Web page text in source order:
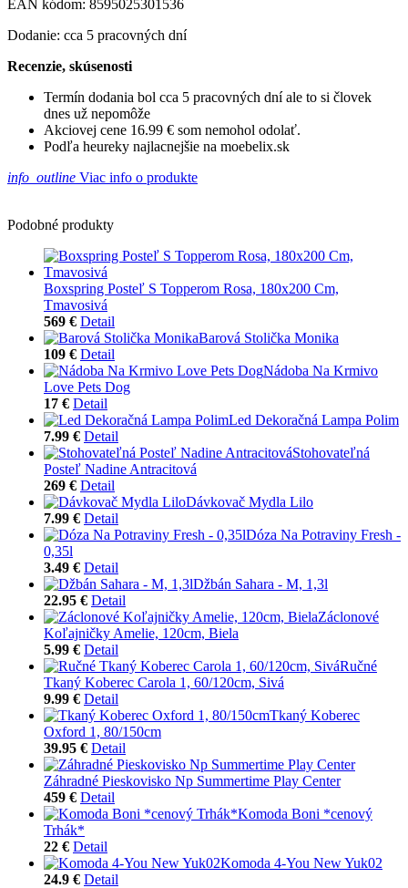
EAN kódom: 8595025301536
Dodanie: cca 5 pracovných dní
Recenzie, skúsenosti
Termín dodania bol cca 5 pracovných dní ale to si človek
dnes už nepomôže
Akciovej cene 16.99 € som nemohol odolať.
Podľa heureky najlacnejšie na moebelix.sk
info_outline Viac info o produkte
Podobné produkty
Boxspring Posteľ S Topperom Rosa, 180x200 Cm,
Tmavosivá
569 € Detail
Barová Stolička Monika
109 € Detail
Nádoba Na Krmivo
Love Pets Dog
17 € Detail
Led Dekoračná Lampa Polim
7.99 € Detail
Stohovateľná
Posteľ Nadine Antracitová
269 € Detail
Dávkovač Mydla Lilo
7.99 € Detail
Dóza Na Potraviny Fresh -
0,35l
3.49 € Detail
Džbán Sahara - M, 1,3l
22.95 € Detail
Záclonové
Koľajničky Amelie, 120cm, Biela
5.99 € Detail
Ručné
Tkaný Koberec Carola 1, 60/120cm, Sivá
9.99 € Detail
Tkaný Koberec
Oxford 1, 80/150cm
39.95 € Detail
Záhradné Pieskovisko Np Summertime Play Center
459 € Detail
Komoda Boni *cenový
Trhák*
22 € Detail
Komoda 4-You New Yuk02
24.9 € Detail